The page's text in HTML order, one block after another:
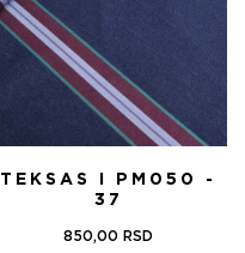
TEKSAS I PM050 -
37
850,00 RSD